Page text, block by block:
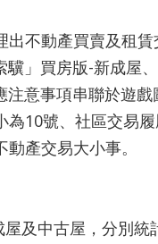
不動產買賣及租賃
」買房版-新成屋
意事項串聯於遊戲
10號、社區交易
產交易大小事。
中古屋，分別統